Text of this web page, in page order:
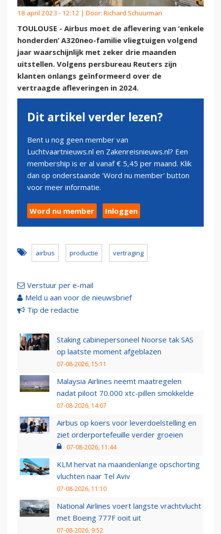
18 april 2023 - 12:12 | Door: Richard Schuurman
TOULOUSE - Airbus moet de aflevering van ‘enkele
honderden’ A320neo-familie vliegtuigen volgend
jaar waarschijnlijk met zeker drie maanden
uitstellen. Volgens persbureau Reuters zijn
klanten onlangs geïnformeerd over de
vertraagde afleveringen in 2024.
Dit artikel verder lezen?
Bent u nog geen member van
Luchtvaartnieuws.nl en Zakenreisnieuws.nl? Een
membership is er al vanaf € 5,45 per maand. Klik
dan op onderstaande 'Word nu member' button
voor meer informatie.
Word nu member Inloggen
airbus productie vertraging
Verstuur per e-mail
Meld u aan voor de nieuwsbrief
Tip de redactie
Staking cabinepersoneel Noorse tak SAS
op laatste moment afgeblazen
07-08-2026, 15:11
Malaysia Airlines neemt maatregelen
nadat piloot 70.000 xtc-pillen smokkelde
07-08-2026, 14:07
Airbus op koers voor leverdoelstelling en
ziet orderportefeuille verder groeien
07-08-2026, 11:44
KLM hervat na maandenlange opschorting
vluchten naar Tel Aviv
07-08-2026, 11:10
National Airlines voert langste vrachtvlucht
met Boeing 777F ooit uit
07-08-2026, 9:52